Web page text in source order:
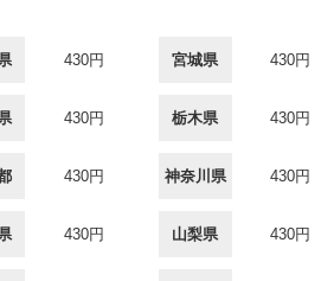
430円 宮城県 430円
430円 栃木県 430円
430円 神奈川県 430円
430円 山梨県 430円